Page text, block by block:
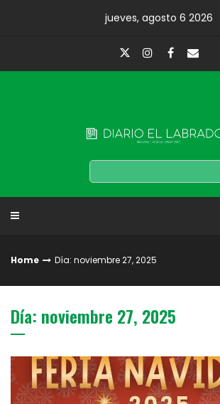
jueves, agosto 6 2026
Home Día: noviembre 27, 2025
Día: noviembre 27, 2025